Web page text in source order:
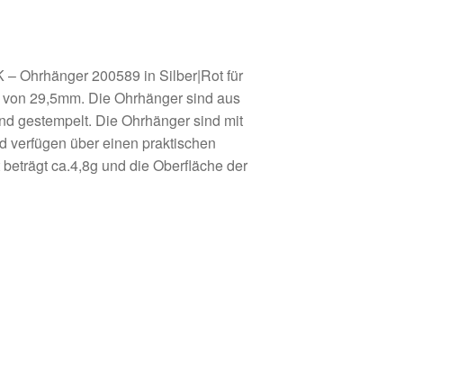
Ohrhänger 200589 in Silber|Rot für
29,5mm. Die Ohrhänger sind aus
gestempelt. Die Ohrhänger sind mit
verfügen über einen praktischen
ca.4,8g und die Oberfläche der